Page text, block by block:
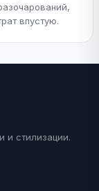
впустую.
и стилизации.